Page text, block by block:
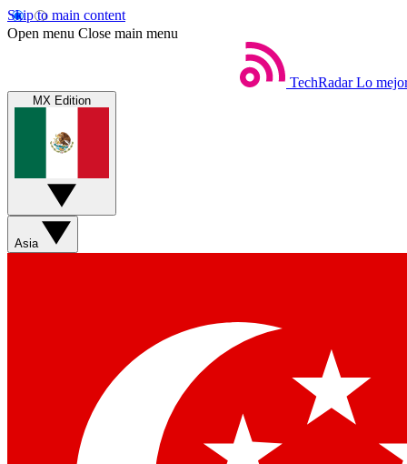
Skip to main content
Open menu Close main menu
TechRadar Lo
MX Edition
Asia